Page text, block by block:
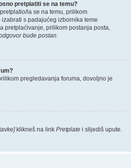
pretplatiti se na temu?
la se na temu, prilikom
s padajućeg izbornika teme
pretplaćivanje, prilikom postanja posta,
bude postan.
pregledavanja foruma, dovoljno je
klikneš na link Pretplate i slijediš upute.